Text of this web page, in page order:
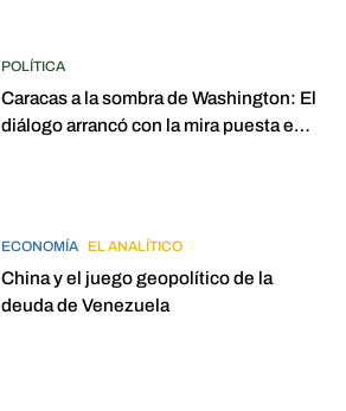
POLÍTICA
Caracas a la sombra de Washington: El
diálogo arrancó con la mira puesta en
ECONOMÍA EL ANALÍTICO
China y el juego geopolítico de la
deuda de Venezuela